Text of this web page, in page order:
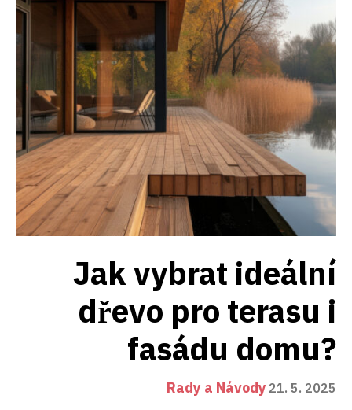
Jak vybrat ideální
dřevo pro terasu i
fasádu domu?
Rady a Návody 21. 5. 2025